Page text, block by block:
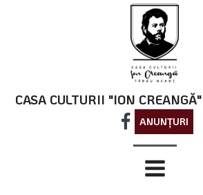
CASA CULTURII "ION
ANUNȚURI